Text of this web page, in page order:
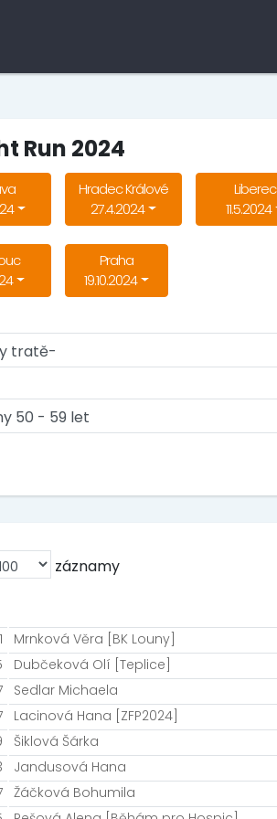
Run 2024
Hradec Králové
27.4.2024
Liberec
11.5.2024
Praha
19.10.2024
záznamy
Mrnková Věra [BK Louny]
Dubčeková Olí [Teplice]
Sedlar Michaela
Lacinová Hana [ZFP2024]
Šiklová Šárka
Jandusová Hana
Žáčková Bohumila